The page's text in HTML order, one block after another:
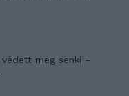
meg senki –